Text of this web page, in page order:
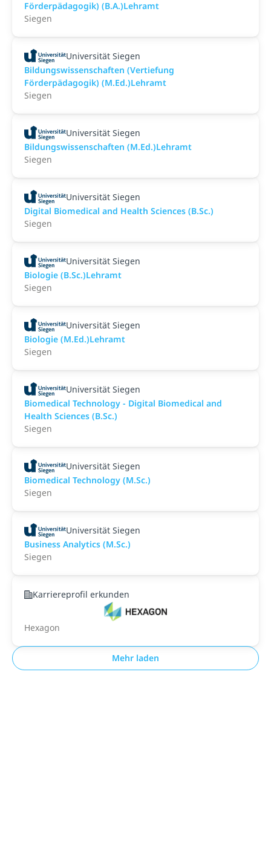
Förderpädagogik) (B.A.)Lehramt
Siegen
Universität Siegen
Bildungswissenschaften (Vertiefung
Förderpädagogik) (M.Ed.)Lehramt
Siegen
Universität Siegen
Bildungswissenschaften (M.Ed.)Lehramt
Siegen
Universität Siegen
Digital Biomedical and Health Sciences (B.Sc.)
Siegen
Universität Siegen
Biologie (B.Sc.)Lehramt
Siegen
Universität Siegen
Biologie (M.Ed.)Lehramt
Siegen
Universität Siegen
Biomedical Technology - Digital Biomedical and
Health Sciences (B.Sc.)
Siegen
Universität Siegen
Biomedical Technology (M.Sc.)
Siegen
Universität Siegen
Business Analytics (M.Sc.)
Siegen
Karriereprofil erkunden
Hexagon
Mehr laden